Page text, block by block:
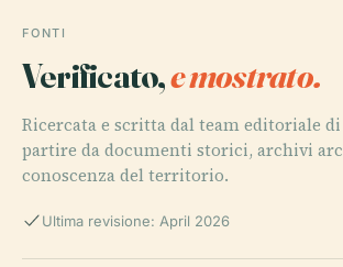
FONTI
Verificato,e mostrato.
Ricercata e scritta dal team editoriale
partire da documenti storici, archivi
conoscenza del territorio.
Ultima revisione: April 2026